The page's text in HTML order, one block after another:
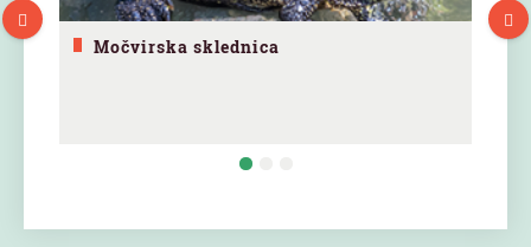
Močvirska sklednica